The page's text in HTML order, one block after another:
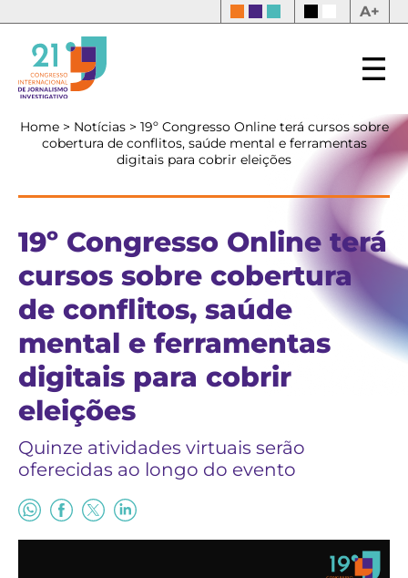
A+
Home > Notícias > 19º Congresso Online terá cursos sobre
cobertura de conflitos, saúde mental e ferramentas
digitais para cobrir eleições
19º Congresso Online terá
cursos sobre cobertura
de conflitos, saúde
mental e ferramentas
digitais para cobrir
eleições
Quinze atividades virtuais serão
oferecidas ao longo do evento